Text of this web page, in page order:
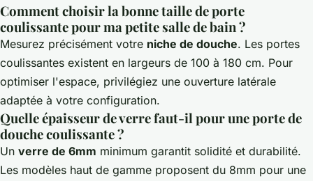
Comment choisir la bonne taille de porte
coulissante pour ma petite salle de bain ?
Mesurez précisément votre niche de douche. Les portes
coulissantes existent en largeurs de 100 à 180 cm. Pour
optimiser l'espace, privilégiez une ouverture latérale
adaptée à votre configuration.
Quelle épaisseur de verre faut-il pour une porte de
douche coulissante ?
Un verre de 6mm minimum garantit solidité et durabilité.
Les modèles haut de gamme proposent du 8mm pour une